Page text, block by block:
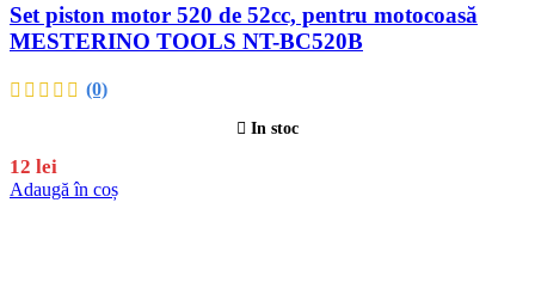
Set piston motor 520 de 52cc, pentru motocoasă
MESTERINO TOOLS NT-BC520B
(0)
In stoc
12 lei
Adaugă în coș